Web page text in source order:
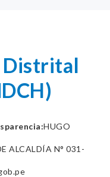
Distrital
HUGO
ALCALDÍA N° 031-